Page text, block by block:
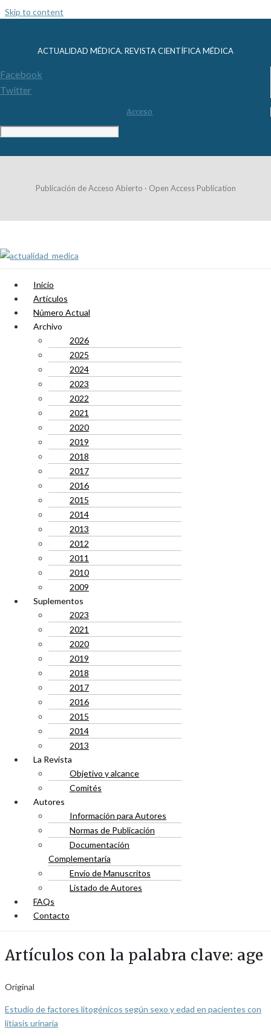
Skip to content
ACTUALIDAD MÉDICA. REVISTA CIENTÍFICA MÉDICA
Facebook
Twitter
Acceso
Publicación de Acceso Abierto · Open Access Publication
Inicio
Artículos
Número Actual
Archivo
2026
2025
2024
2023
2022
2021
2020
2019
2018
2017
2016
2015
2014
2013
2012
2011
2010
2009
Suplementos
2023
2021
2020
2019
2018
2017
2016
2015
2014
2013
La Revista
Objetivo y alcance
Comités
Autores
Información para Autores
Normas de Publicación
Documentación
Complementaria
Envío de Manuscritos
Listado de Autores
FAQs
Contacto
Artículos con la palabra clave: age
Original
Estudio de factores litogénicos según sexo y edad en pacientes con
litiasis urinaria